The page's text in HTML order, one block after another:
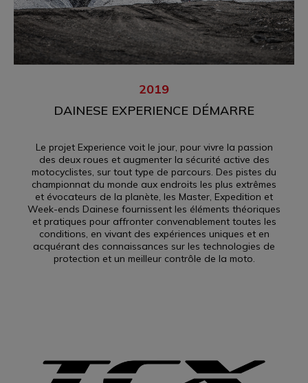
2019
DAINESE EXPERIENCE DÉMARRE
Le projet Experience voit le jour, pour vivre la passion
des deux roues et augmenter la sécurité active des
motocyclistes, sur tout type de parcours. Des pistes du
championnat du monde aux endroits les plus extrêmes
et évocateurs de la planète, les Master, Expedition et
Week-ends Dainese fournissent les éléments théoriques
et pratiques pour affronter convenablement toutes les
conditions, en vivant des expériences uniques et en
acquérant des connaissances sur les technologies de
protection et un meilleur contrôle de la moto.